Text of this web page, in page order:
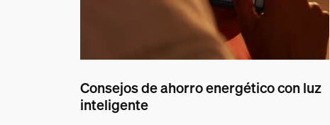
Consejos de ahorro energético con luz
inteligente